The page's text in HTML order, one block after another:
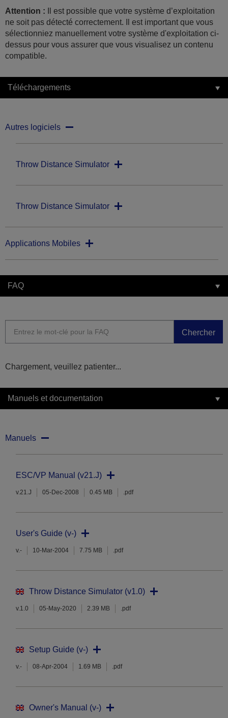
Attention : Il est possible que votre système d’exploitation
ne soit pas détecté correctement. Il est important que vous
sélectionniez manuellement votre système d'exploitation ci-
dessus pour vous assurer que vous visualisez un contenu
compatible.
Téléchargements
Autres logiciels
Throw Distance Simulator
Throw Distance Simulator
Applications Mobiles
FAQ
Chercher
Chargement, veuillez patienter...
Manuels et documentation
Manuels
ESC/VP Manual (v21.J)
v.21.J 05-Dec-2008 0.45 MB .pdf
User's Guide (v-)
v.- 10-Mar-2004 7.75 MB .pdf
Throw Distance Simulator (v1.0)
v.1.0 05-May-2020 2.39 MB .pdf
Setup Guide (v-)
v.- 08-Apr-2004 1.69 MB .pdf
Owner's Manual (v-)